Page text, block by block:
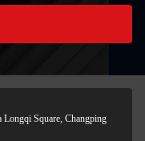
Square, Changping